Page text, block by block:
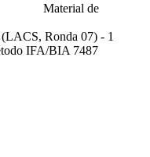
Material de
Ronda 07) - 1
IFA/BIA 7487